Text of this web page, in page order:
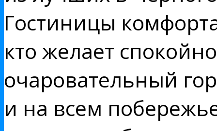
Гостиницы
кто желает
очаровательный
и на всем